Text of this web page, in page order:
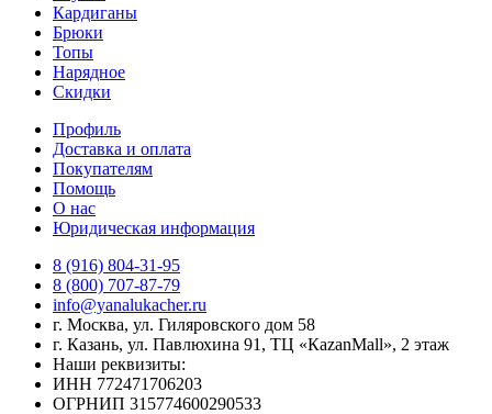
Кардиганы
Брюки
Топы
Нарядное
Скидки
Профиль
Доставка и оплата
Покупателям
Помощь
О нас
Юридическая информация
8 (916) 804-31-95
8 (800) 707-87-79
info@yanalukacher.ru
г. Москва, ул. Гиляровского дом 58
г. Казань, ул. Павлюхина 91, ТЦ «КazanMall», 2 этаж
Наши реквизиты:
ИНН 772471706203
ОГРНИП 315774600290533